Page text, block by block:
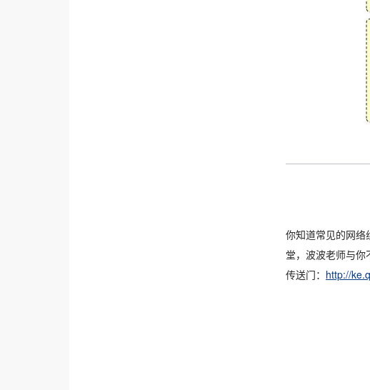
你知道常见的网络
堂，波波老师与你
传送门： http://